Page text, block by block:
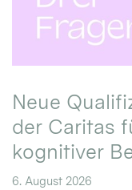
Neue
der Caritas
kognitiver
6. August 2026